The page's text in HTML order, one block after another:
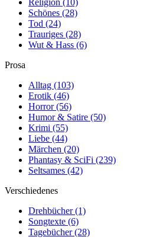
Religion (10)
Schönes (28)
Tod (24)
Trauriges (28)
Wut & Hass (6)
Prosa
Alltag (103)
Erotik (46)
Horror(56)
Humor & Satire (50)
Krimi (55)
Liebe (44)
Märchen (20)
Phantasy & SciFi (239)
Seltsames (42)
Verschiedenes
Drehbücher(1)
Songtexte (6)
Tagebücher(28)